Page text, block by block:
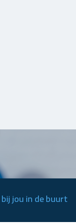
jou in de buurt